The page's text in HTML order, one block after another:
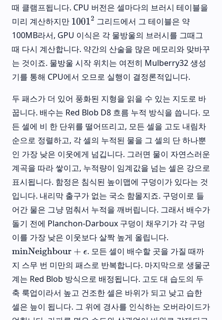
때 클램프됩니다. CPU 버전은 셀마다의 브러시 테이블을
미리 계산하지만 10012 그리드에서 그 테이블은 약
100MB라서, GPU 이식은 각 물방울의 브러시를 그때그
때 다시 계산합니다. 약간의 산술을 많은 메모리와 맞바꾸
는 것이죠. 물방울 시작 위치는 여전히 Mulberry32 생성
기를 통해 CPU에서 오므로 실행이 결정론적입니다.
두 패스가 더 있어 풍화된 지형을 읽을 수 있는 지도로 바
꿉니다. 배수는 Red Blob D8 흐름 누적 방식을 씁니다. 모
든 셀에 비 한 단위를 떨어뜨리고, 모든 셀을 고도 내림차
순으로 정렬하고, 각 셀의 누적된 물을 그 셀의 단 하나뿐
인 가장 낮은 이웃에게 넘깁니다. 그러면 물이 자연스러운
계곡을 따라 쌓이고, 누적량이 임계값을 넘는 셀은 강으로
표시됩니다. 함정은 침식된 높이맵에 구덩이가 있다는 것
입니다. 내리막 출구가 없는 국소 함몰지죠. 구덩이로 들
어간 물은 그냥 멈춰서 누적을 깨버립니다. 그래서 배수가
돌기 전에 Planchon-Darboux 구덩이 채우기가 각 구덩
이를 가장 낮은 이웃보다 살짝 높게 올립니다.
minNeighbour+ ϵ
. 모든 셀이 배수할 곳을 가질 때까
지 스무 번 미만의 패스로 반복합니다. 마지막으로 생물군
계는 Red Blob 방식으로 배정됩니다. 고도 대 습도의 두
축 룩업이라서 높고 건조한 셀은 바위가 되고 낮고 습한
셀은 늪이 됩니다. 그 위에 경사를 인식하는 오버라이드가